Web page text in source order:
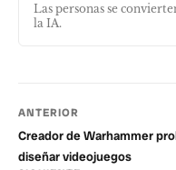
Las personas se
la IA.
ANTERIOR
Creador de Warhammer
diseñar videojuegos